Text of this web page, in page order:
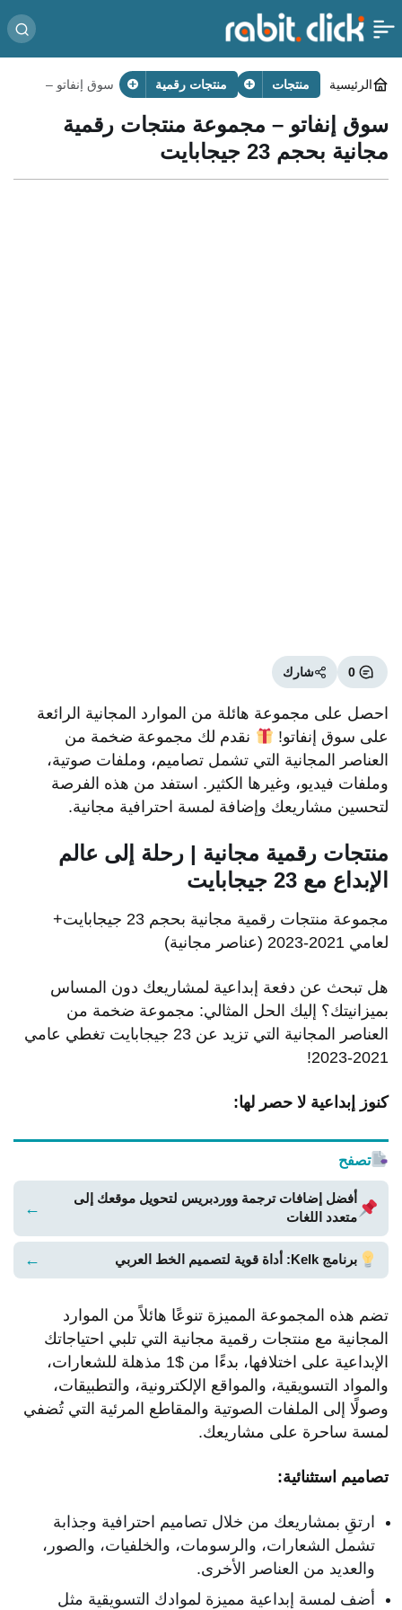
الرئيسية منتجات منتجات رقمية
سوق إنفاتو –
بحجم 23
جيجابايت
سوق إنفاتو – مجموعة منتجات رقمية
مجانية بحجم 23 جيجابايت
0 شارك
احصل على مجموعة هائلة من الموارد المجانية الرائعة
على سوق إنفاتو!
نقدم لك مجموعة ضخمة من
العناصر المجانية التي تشمل تصاميم، وملفات صوتية،
وملفات فيديو، وغيرها الكثير. استفد من هذه الفرصة
لتحسين مشاريعك وإضافة لمسة احترافية مجانية.
منتجات رقمية مجانية | رحلة إلى عالم
الإبداع مع 23 جيجابايت
مجموعة منتجات رقمية مجانية بحجم 23 جيجابايت+
لعامي 2021-2023 (عناصر مجانية)
هل تبحث عن دفعة إبداعية لمشاريعك دون المساس
بميزانيتك؟ إليك الحل المثالي: مجموعة ضخمة من
العناصر المجانية التي تزيد عن 23 جيجابايت تغطي عامي
2021-2023!
كنوز إبداعية لا حصر لها:
تصفح
أفضل إضافات ترجمة ووردبريس لتحويل موقعك إلى
متعدد اللغات
←
برنامج Kelk: أداة قوية لتصميم الخط العربي ←
تضم هذه المجموعة المميزة تنوعًا هائلاً من الموارد
المجانية مع منتجات رقمية مجانية التي تلبي احتياجاتك
الإبداعية على اختلافها، بدءًا من $1 مذهلة للشعارات،
والمواد التسويقية، والمواقع الإلكترونية، والتطبيقات،
وصولًا إلى الملفات الصوتية والمقاطع المرئية التي تُضفي
لمسة ساحرة على مشاريعك.
تصاميم استثنائية:
ارتقِ بمشاريعك من خلال تصاميم احترافية وجذابة
تشمل الشعارات، والرسومات، والخلفيات، والصور،
والعديد من العناصر الأخرى.
أضف لمسة إبداعية مميزة لموادك التسويقية مثل